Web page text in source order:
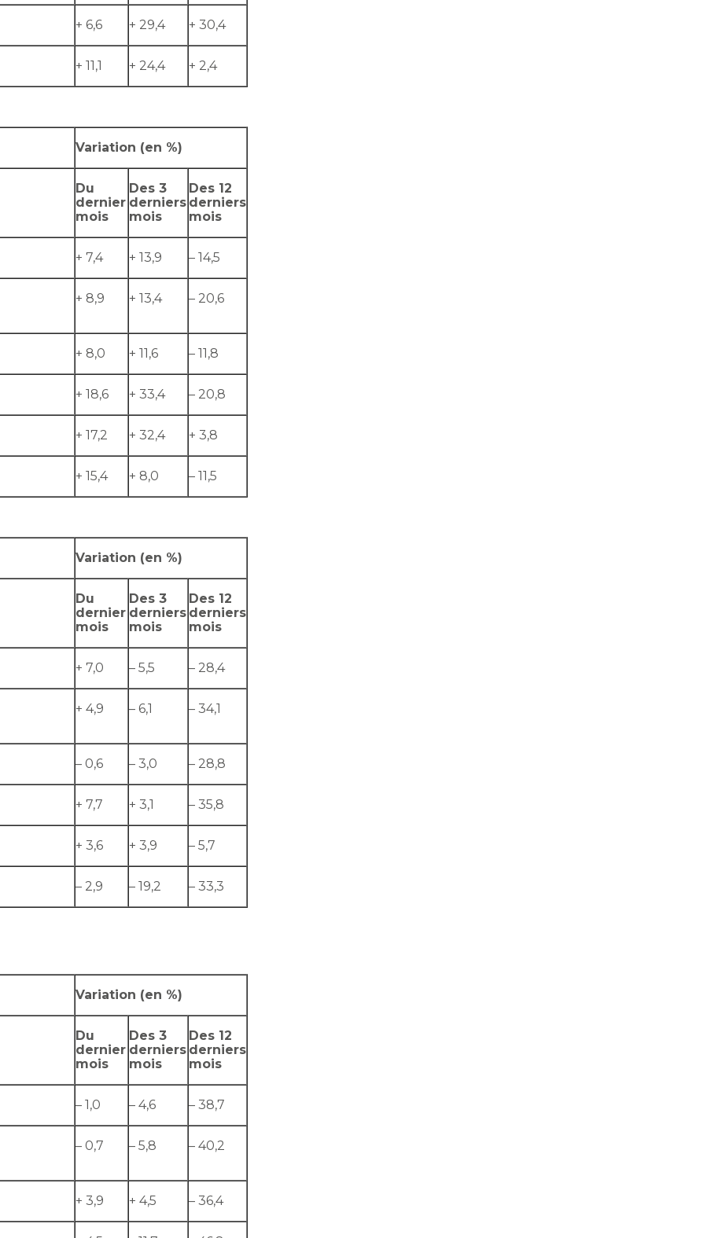
+ 6,6 + 29,4 + 30,4
+ 11,1 + 24,4 + 2,4
Variation (en %)
Du
dernier
mois
Des 3
derniers
mois
Des 12
derniers
mois
+ 7,4 + 13,9 – 14,5
+ 8,9 + 13,4 – 20,6
+ 8,0 + 11,6 – 11,8
+ 18,6 + 33,4 – 20,8
+ 17,2 + 32,4 + 3,8
+ 15,4 + 8,0 – 11,5
Variation (en %)
Du
dernier
mois
Des 3
derniers
mois
Des 12
derniers
mois
+ 7,0 – 5,5 – 28,4
+ 4,9 – 6,1 – 34,1
– 0,6 – 3,0 – 28,8
+ 7,7 + 3,1 – 35,8
+ 3,6 + 3,9 – 5,7
– 2,9 – 19,2 – 33,3
Variation (en %)
Du
dernier
mois
Des 3
derniers
mois
Des 12
derniers
mois
– 1,0 – 4,6 – 38,7
– 0,7 – 5,8 – 40,2
+ 3,9 + 4,5 – 36,4